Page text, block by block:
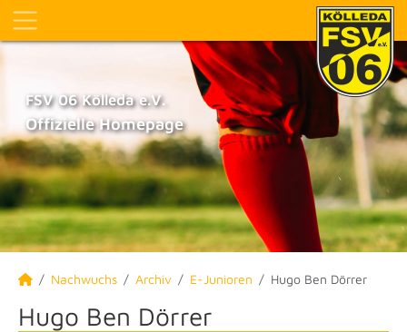
FSV 06 Kölleda e.V.
Offizielle Homepage
Nachwuchs Archiv E-Junioren Hugo Ben Dörrer
Hugo Ben Dörrer